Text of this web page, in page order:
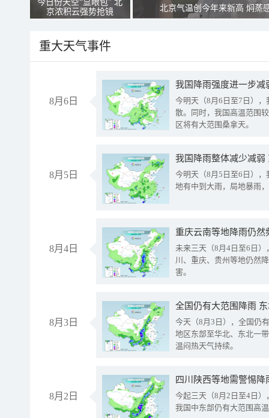
今日份天空“显眼包” 北
京浓积云强势抢镜
北京气温创今年来新高 焖蒸
重大天气事件
8月6日
今明天（8月6日至7日）
散。同时，我国高温范围
区将有大范围桑拿天。
8月5日
我国降雨整体减少减弱
今明天（8月5日至6日）
地有中到大雨，局地暴雨
8月4日
重庆云南等地降雨仍然
未来三天（8月4日至6日
川、重庆、贵州等地仍然
害。
8月3日
全国仍有大范围降雨
今天（8月3日），全国仍
地区东部至华北、东北一
温闷热天气持续。
8月2日
今起三天（8月2日至4日
我国中东部仍有大范围高